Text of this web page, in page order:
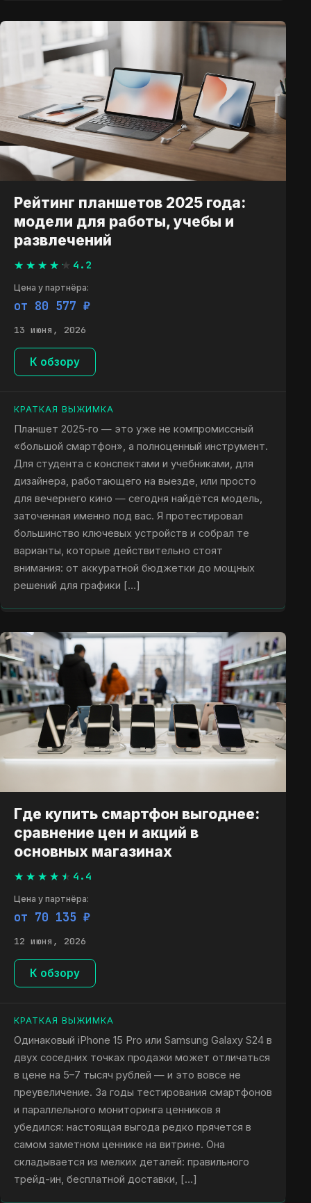
Рейтинг планшетов 2025 года:
модели для работы, учебы и
развлечений
4.2
Цена у партнёра:
от 80 577 ₽
13 июня, 2026
К обзору
КРАТКАЯ ВЫЖИМКА
Планшет 2025‑го — это уже не компромиссный
«большой смартфон», а полноценный инструмент.
Для студента с конспектами и учебниками, для
дизайнера, работающего на выезде, или просто
для вечернего кино — сегодня найдётся модель,
заточенная именно под вас. Я протестировал
большинство ключевых устройств и собрал те
варианты, которые действительно стоят
внимания: от аккуратной бюджетки до мощных
решений для графики […]
Где купить смартфон выгоднее:
сравнение цен и акций в
основных магазинах
4.4
Цена у партнёра:
от 70 335 ₽
12 июня, 2026
К обзору
КРАТКАЯ ВЫЖИМКА
Одинаковый iPhone 15 Pro или Samsung Galaxy S24 в
двух соседних точках продажи может отличаться
в цене на 5–7 тысяч рублей — и это вовсе не
преувеличение. За годы тестирования смартфонов
и параллельного мониторинга ценников я
убедился: настоящая выгода редко прячется в
самом заметном ценнике на витрине. Она
складывается из мелких деталей: правильного
трейд-ин, бесплатной доставки, […]